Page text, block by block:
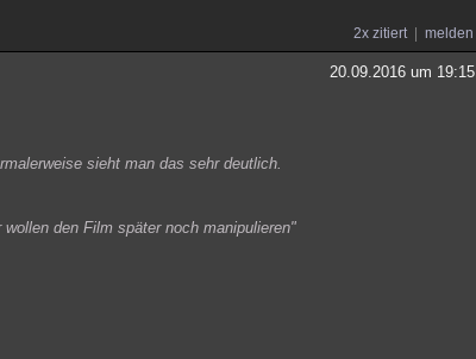
2x zitiert melden
20.09.2016 um 19:15
sieht man das sehr deutlich.
den Film später noch manipulieren"